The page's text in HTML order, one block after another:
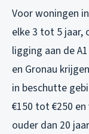
Voor woningen
elke 3 tot 5 jaar,
ligging aan de
en Gronau
in beschutte
€150 tot €250
ouder dan 20